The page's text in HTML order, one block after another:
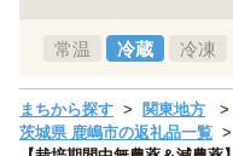
常温 冷蔵 冷凍
まちから探す 関東地方
茨城県 鹿嶋市の返礼品一覧